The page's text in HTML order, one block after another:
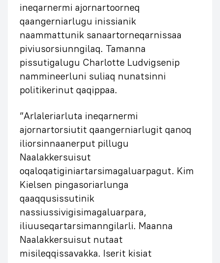
ineqarnermi ajornartoorneq
qaangerniarlugu inissianik
naammattunik sanaartorneqarnissaa
piviusorsiunngilaq. Tamanna
pissutigalugu Charlotte Ludvigsenip
nammineerluni suliaq nunatsinni
politikerinut qaqippaa.
”Arlaleriarluta ineqarnermi
ajornartorsiutit qaangerniarlugit qanoq
iliorsinnaanerput pillugu
Naalakkersuisut
oqaloqatiginiartarsimagaluarpagut. Kim
Kielsen pingasoriarlunga
qaaqqusissutinik
nassiussivigisimagaluarpara,
iliuuseqartarsimanngilarli. Maanna
Naalakkersuisut nutaat
misileqqissavakka. Iserit kisiat